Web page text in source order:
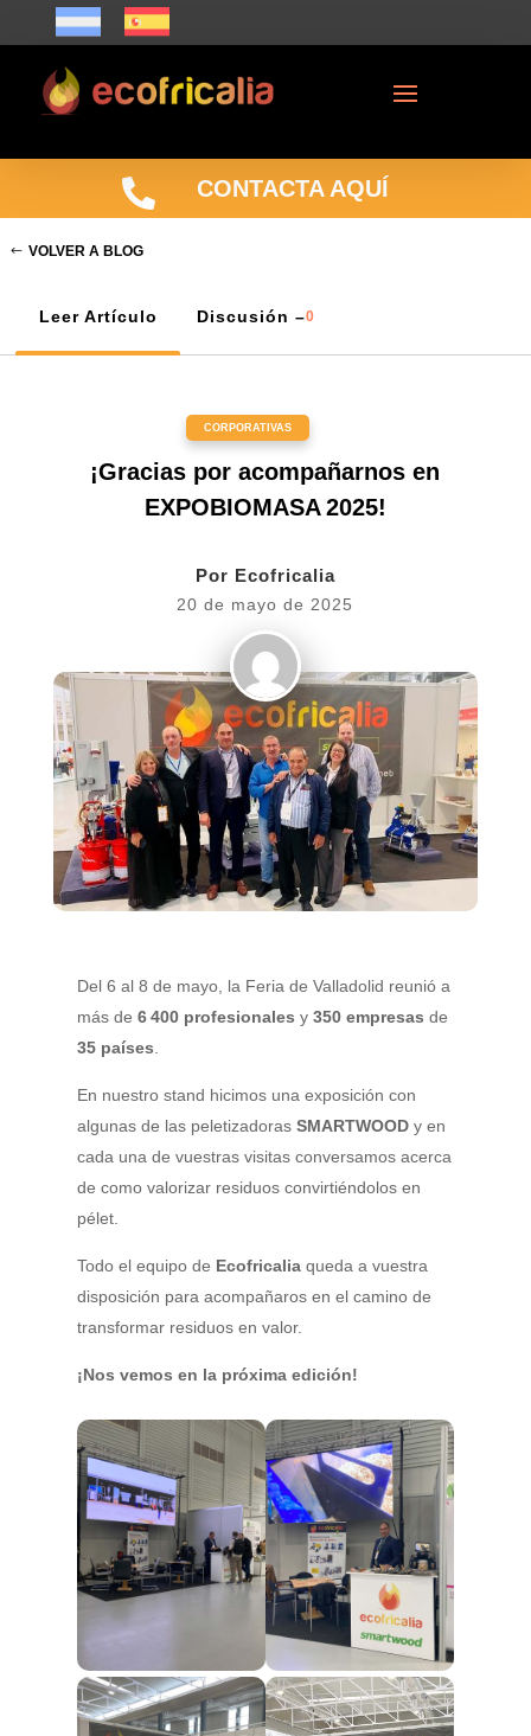
 CONTACTA AQUÍ
VOLVER A BLOG
Leer Artículo Discusión –0
CORPORATIVAS
¡Gracias por acompañarnos en
EXPOBIOMASA 2025!
Por Ecofricalia
20 de mayo de 2025
Del 6 al 8 de mayo, la Feria de Valladolid reunió a
más de 6 400 profesionales y 350 empresas de
35 países
En nuestro stand hicimos una exposición con
algunas de las peletizadoras SMARTWOOD y en
cada una de vuestras visitas conversamos acerca
de como valorizar residuos convirtiéndolos en
pélet.
Todo el equipo de Ecofricaliaqueda a vuestra
disposición para acompañaros en el camino de
transformar residuos en valor.
¡Nos vemos en la próxima edición!